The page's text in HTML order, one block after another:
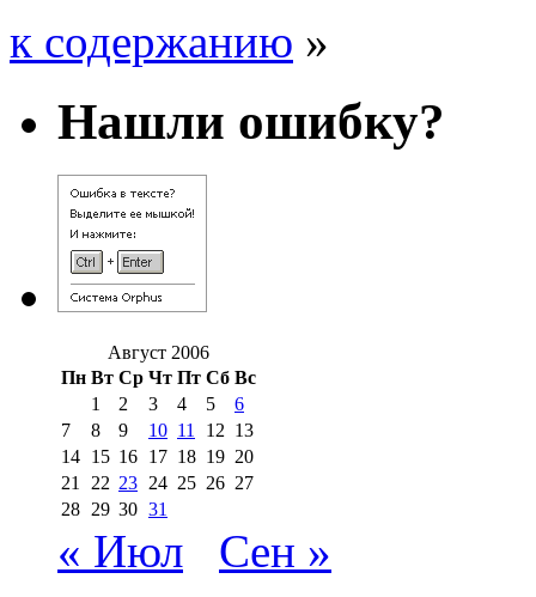
к содержанию »
Нашли ошибку?
Август 2006
Пн Вт Ср Чт Пт Сб Вс
1
2 3 4 5
6
7
8 9 10 11 12 13
14 15 16 17 18 19 20
21
22 23 24 25 26 27
28 29 30 31
« Июл Сен »